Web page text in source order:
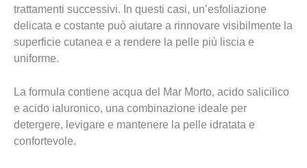
trattamenti successivi. In questi casi, un’esfoliazione
delicata e costante può aiutare a rinnovare visibilmente la
superficie cutanea e a rendere la pelle più liscia e
uniforme.
La formula contiene acqua del Mar Morto, acido salicilico
e acido ialuronico, una combinazione ideale per
detergere, levigare e mantenere la pelle idratata e
confortevole.